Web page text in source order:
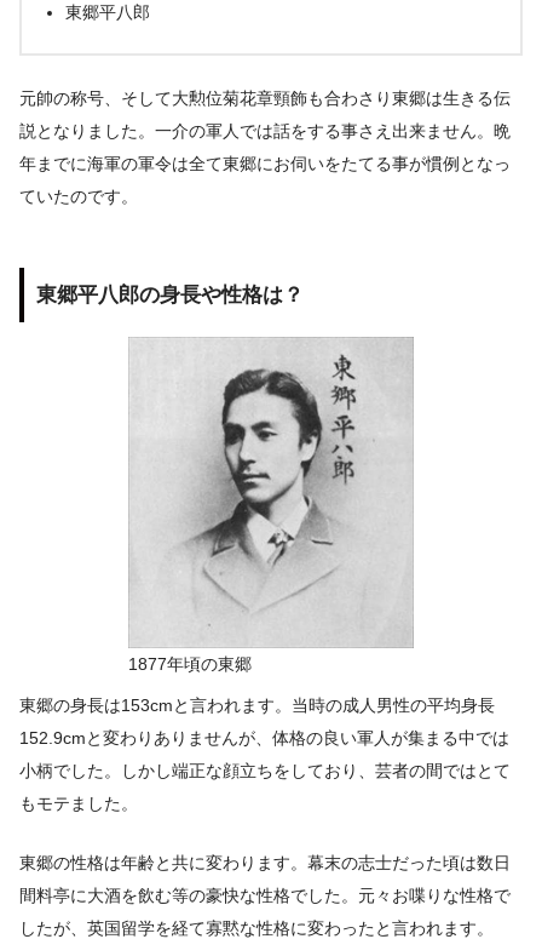
東郷平八郎
元帥の称号、そして大勲位菊花章頸飾も合わさり東郷は生きる伝
説となりました。一介の軍人では話をする事さえ出来ません。晩
年までに海軍の軍令は全て東郷にお伺いをたてる事が慣例となっ
ていたのです。
東郷平八郎の身長や性格は？
1877年頃の東郷
東郷の身長は153cmと言われます。当時の成人男性の平均身長
152.9cmと変わりありませんが、体格の良い軍人が集まる中では
小柄でした。しかし端正な顔立ちをしており、芸者の間ではとて
もモテました。
東郷の性格は年齢と共に変わります。幕末の志士だった頃は数日
間料亭に大酒を飲む等の豪快な性格でした。元々お喋りな性格で
したが、英国留学を経て寡黙な性格に変わったと言われます。